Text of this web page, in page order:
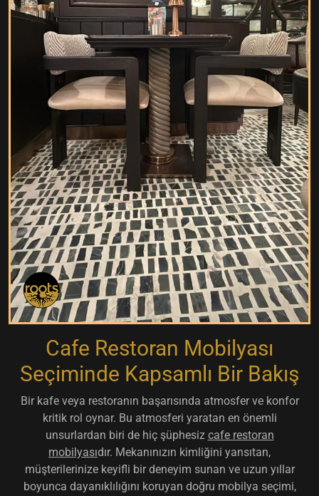
Cafe Restoran Mobilyası
Seçiminde Kapsamlı Bir Bakış
Bir kafe veya restoranın başarısında atmosfer ve konfor
kritik rol oynar. Bu atmosferi yaratan en önemli
unsurlardan biri de hiç şüphesiz cafe restoran
mobilyasıdır. Mekanınızın kimliğini yansıtan,
müşterilerinize keyifli bir deneyim sunan ve uzun yıllar
boyunca dayanıklılığını koruyan doğru mobilya seçimi,